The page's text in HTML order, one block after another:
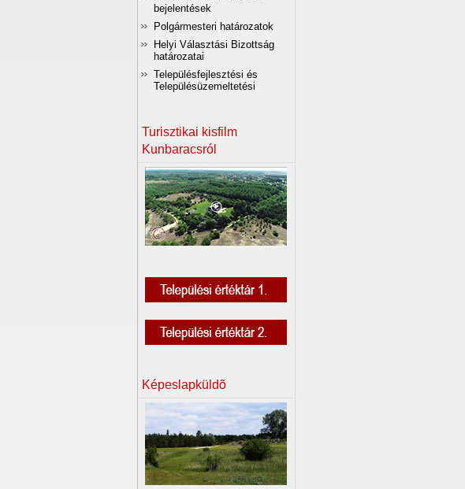
bejelentések
Polgármesteri határozatok
Helyi Választási Bizottság
határozatai
Településfejlesztési és
Településüzemeltetési
Turisztikai kisfilm
Kunbaracsról
Képeslapküldõ